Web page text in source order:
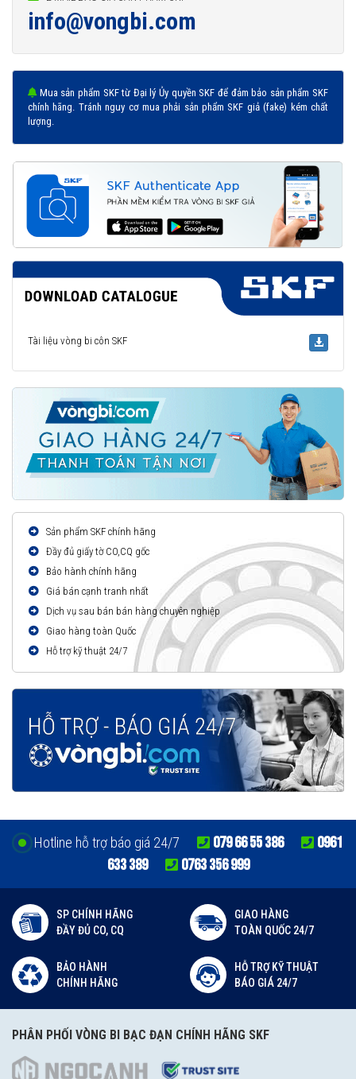
info@vongbi.com
Mua sản phẩm SKF từ Đại lý Ủy quyền SKF để đảm bảo sản phẩm SKF
chính hãng. Tránh nguy cơ mua phải sản phẩm SKF giả (fake) kém chất
lượng.
Tài liệu vòng bi côn SKF
Sản phẩm SKF chính hãng
Đầy đủ giấy tờ CO,CQ gốc
Bảo hành chính hãng
Giá bán cạnh tranh nhất
Dịch vụ sau bán bán hàng chuyên nghiệp
Giao hàng toàn Quốc
Hỗ trợ kỹ thuật 24/7
Hotline hỗ trợ báo giá 24/7 079 66 55 386
0961
633 389
0763 356 999
SP CHÍNH HÃNG
ĐẦY ĐỦ CO, CQ
GIAO HÀNG
TOÀN QUỐC 24/7
BẢO HÀNH
CHÍNH HÃNG
HỖ TRỢ KỸ THUẬT
BÁO GIÁ 24/7
PHÂN PHỐI VÒNG BI BẠC ĐẠN CHÍNH HÃNG SKF